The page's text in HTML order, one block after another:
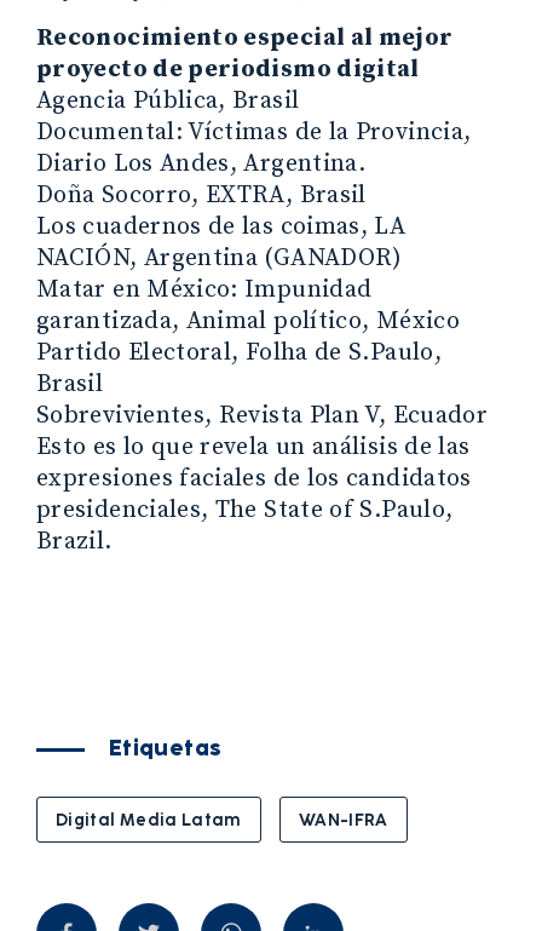
Reconocimiento especial al mejor
proyecto de periodismo digital
Agencia Pública, Brasil
Documental: Víctimas de la Provincia,
Diario Los Andes, Argentina.
Doña Socorro, EXTRA, Brasil
Los cuadernos de las coimas, LA
NACIÓN, Argentina (GANADOR)
Matar en México: Impunidad
garantizada, Animal político, México
Partido Electoral, Folha de S.Paulo,
Brasil
Sobrevivientes, Revista Plan V, Ecuador
Esto es lo que revela un análisis de las
expresiones faciales de los candidatos
presidenciales, The State of S.Paulo,
Brazil.
Etiquetas
Digital Media Latam WAN-IFRA